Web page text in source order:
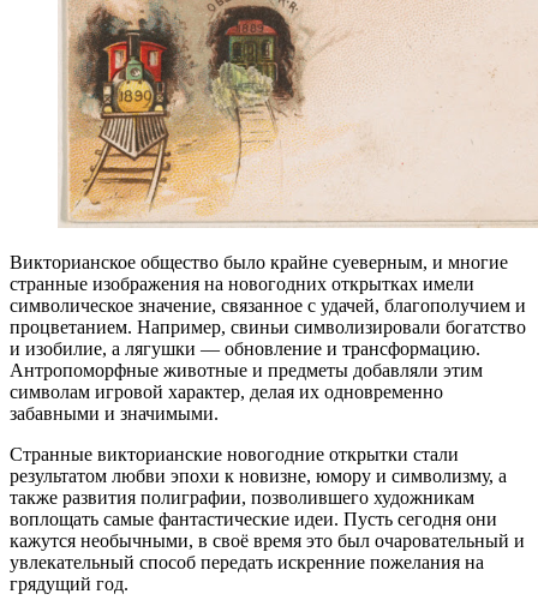
Викторианское общество было крайне суеверным, и многие
странные изображения на новогодних открытках имели
символическое значение, связанное с удачей, благополучием и
процветанием. Например, свиньи символизировали богатство
и изобилие, а лягушки — обновление и трансформацию.
Антропоморфные животные и предметы добавляли этим
символам игровой характер, делая их одновременно
забавными и значимыми.
Странные викторианские новогодние открытки стали
результатом любви эпохи к новизне, юмору и символизму, а
также развития полиграфии, позволившего художникам
воплощать самые фантастические идеи. Пусть сегодня они
кажутся необычными, в своё время это был очаровательный и
увлекательный способ передать искренние пожелания на
грядущий год.